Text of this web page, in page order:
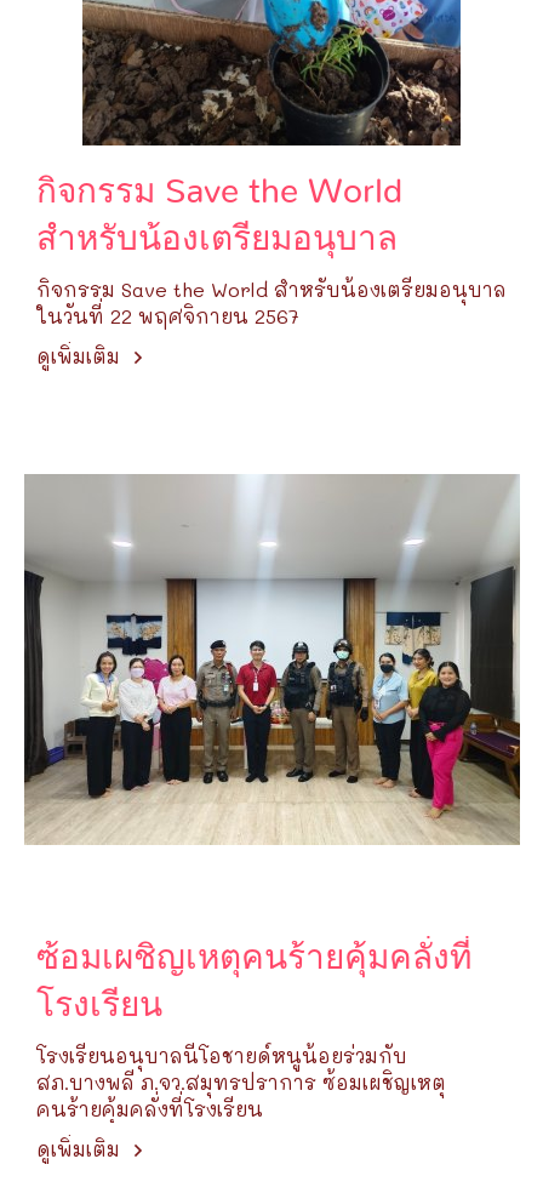
กิจกรรม Save the World
สำหรับน้องเตรียมอนุบาล
กิจกรรม Save the World สำหรับน้องเตรียมอนุบาล
ในวันที่ 22 พฤศจิกายน 2567
ดูเพิ่มเติม
ซ้อมเผชิญเหตุคนร้ายคุ้มคลั่งที่
โรงเรียน
โรงเรียนอนุบาลนีโอชายด์หนูน้อยร่วมกับ
สภ.บางพลี ภ.จว.สมุทรปราการ ซ้อมเผชิญเหตุ
คนร้ายคุ้มคลั่งที่โรงเรียน
ดูเพิ่มเติม